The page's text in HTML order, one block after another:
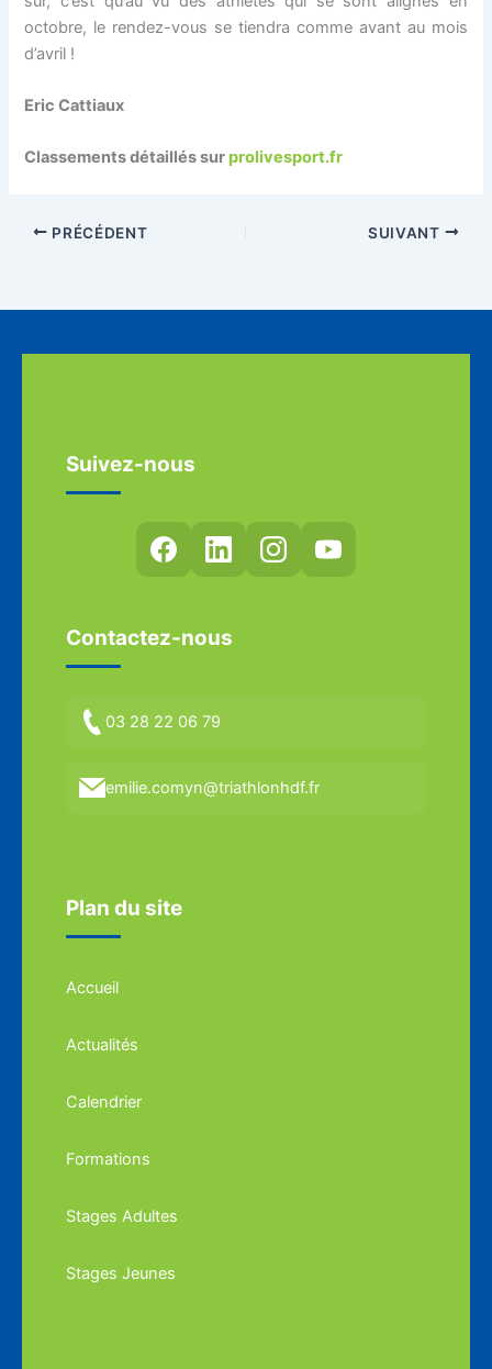
octobre, le rendez-vous se tiendra comme avant au mois
d’avril !
Eric Cattiaux
Classements détaillés surprolivesport.fr
PRÉCÉDENT SUIVANT
Suivez-nous
Contactez-nous
03 28 22 06 79
emilie.comyn@triathlonhdf.fr
Plan du site
Accueil
Actualités
Calendrier
Formations
Stages Adultes
Stages Jeunes